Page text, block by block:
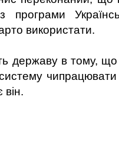
використати.
державу в тому,